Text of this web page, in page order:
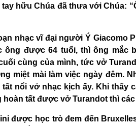
hữu Chúa đã thưa với Chúa:
nhạc vĩ đại người Ý Giacomo
ông được 64 tuổi, thì ông mắc
cùng của mình, tức vở
miệt mài làm việc ngày đêm.
tất nổi vở nhạc kịch ấy. Khi thấy
hoàn tất được vở Turandot thì
được học trò đem đến